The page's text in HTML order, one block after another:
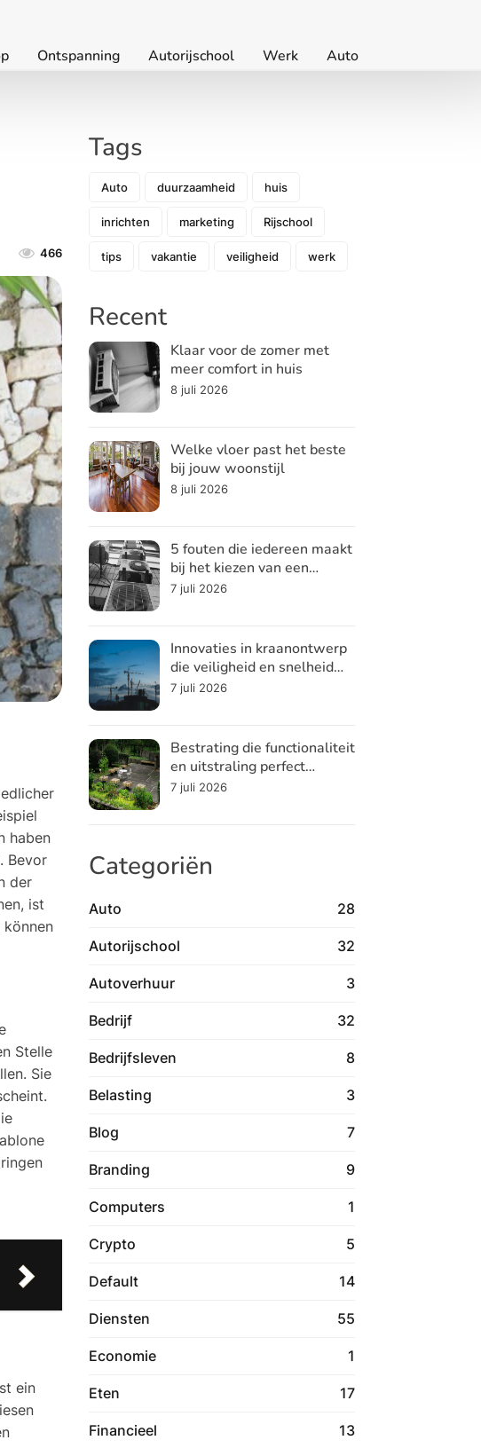
Ontspanning Autorijschool Werk Auto
466
haben
Bevor
der
ist
können
Stelle
Sie
ein
Tags
Auto duurzaamheid huis
inrichten marketing Rijschool
tips vakantie veiligheid werk
Recent
Klaar voor de zomer met
meer comfort in huis
8 juli 2026
Welke vloer past het beste
bij jouw woonstijl
8 juli 2026
5 fouten die iedereen maakt
bij het kiezen van een
koelsysteem
7 juli 2026
Innovaties in kraanontwerp
die veiligheid en snelheid
verhogen
7 juli 2026
Bestrating die functionaliteit
en uitstraling perfect
combineert
7 juli 2026
Categoriën
Auto 28
Autorijschool 32
Autoverhuur 3
Bedrijf 32
Bedrijfsleven 8
Belasting 3
Blog 7
Branding 9
Computers 1
Crypto 5
Default 14
Diensten 55
Economie 1
Eten 17
Financieel 13